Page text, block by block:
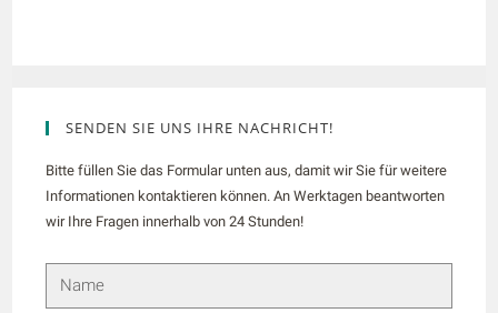
SENDEN SIE UNS IHRE NACHRICHT!
Bitte füllen Sie das Formular unten aus, damit wir Sie für weitere
Informationen kontaktieren können. An Werktagen beantworten
wir Ihre Fragen innerhalb von 24 Stunden!